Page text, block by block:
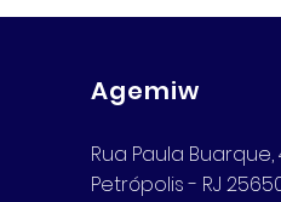
Agemiw
Rua Paula
Petrópolis - RJ